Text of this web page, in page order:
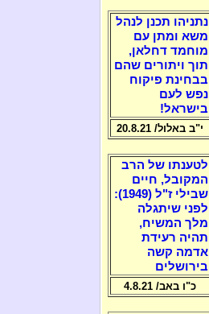
נתניהו תכנן לנהל
משא ומתן עם
מוחמד דחלאן,
תוך ויתורים שהם
בבחינת פיקוח
נפש לעם
בישראל!
י"ב באלול/ 20.8.21
לטענתו של הרב
המקובל, חיים
שבילי ז"ל (1949):
לפני שיתגלה
מלך המשיח,
תהיה רעידת
אדמה קשה
בירושלים
כ"ו באב/ 4.8.21